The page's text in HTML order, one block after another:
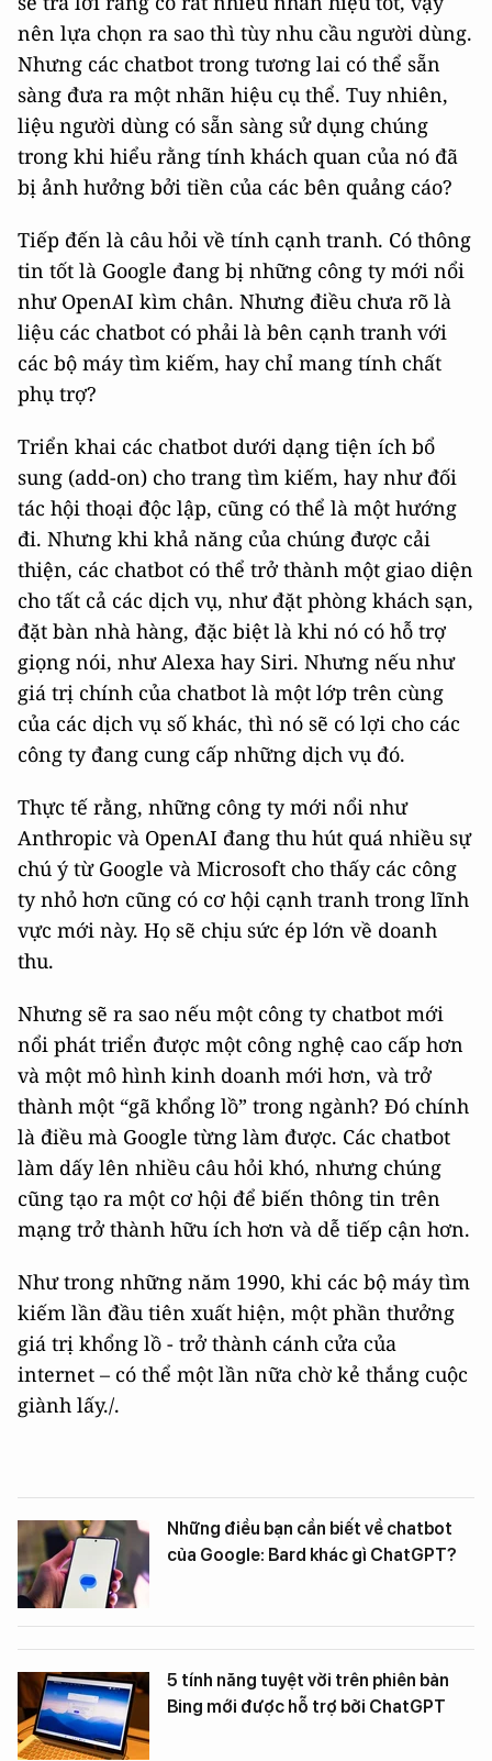
nên lựa chọn ra sao thì tùy nhu cầu người dùng.
Nhưng các chatbot trong tương lai có thể sẵn
sàng đưa ra một nhãn hiệu cụ thể. Tuy nhiên,
liệu người dùng có sẵn sàng sử dụng chúng
trong khi hiểu rằng tính khách quan của nó đã
bị ảnh hưởng bởi tiền của các bên quảng cáo?
Tiếp đến là câu hỏi về tính cạnh tranh. Có thông
tin tốt là Google đang bị những công ty mới nổi
như OpenAI kìm chân. Nhưng điều chưa rõ là
liệu các chatbot có phải là bên cạnh tranh với
các bộ máy tìm kiếm, hay chỉ mang tính chất
phụ trợ?
Triển khai các chatbot dưới dạng tiện ích bổ
sung (add-on) cho trang tìm kiếm, hay như đối
tác hội thoại độc lập, cũng có thể là một hướng
đi. Nhưng khi khả năng của chúng được cải
thiện, các chatbot có thể trở thành một giao diện
cho tất cả các dịch vụ, như đặt phòng khách sạn,
đặt bàn nhà hàng, đặc biệt là khi nó có hỗ trợ
giọng nói, như Alexa hay Siri. Nhưng nếu như
giá trị chính của chatbot là một lớp trên cùng
của các dịch vụ số khác, thì nó sẽ có lợi cho các
công ty đang cung cấp những dịch vụ đó.
Thực tế rằng, những công ty mới nổi như
Anthropic và OpenAI đang thu hút quá nhiều sự
chú ý từ Google và Microsoft cho thấy các công
ty nhỏ hơn cũng có cơ hội cạnh tranh trong lĩnh
vực mới này. Họ sẽ chịu sức ép lớn về doanh
thu.
Nhưng sẽ ra sao nếu một công ty chatbot mới
nổi phát triển được một công nghệ cao cấp hơn
và một mô hình kinh doanh mới hơn, và trở
thành một “gã khổng lồ” trong ngành? Đó chính
là điều mà Google từng làm được. Các chatbot
làm dấy lên nhiều câu hỏi khó, nhưng chúng
cũng tạo ra một cơ hội để biến thông tin trên
mạng trở thành hữu ích hơn và dễ tiếp cận hơn.
Như trong những năm 1990, khi các bộ máy tìm
kiếm lần đầu tiên xuất hiện, một phần thưởng
giá trị khổng lồ - trở thành cánh cửa của
internet – có thể một lần nữa chờ kẻ thắng cuộc
giành lấy./.
Những điều bạn cần biết về chatbot
của Google: Bard khác gì ChatGPT?
5 tính năng tuyệt vời trên phiên bản
Bing mới được hỗ trợ bởi ChatGPT